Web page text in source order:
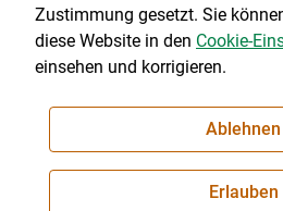
Cookie-Einstellungen
NEWSLETTER
Zustimmung gesetzt. Sie
diese Website in den Cookie-
einsehen und korrigieren.
Ablehnen
Erlauben